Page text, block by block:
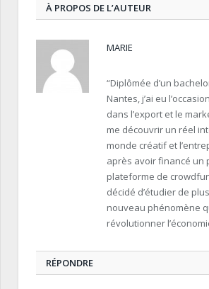
À PROPOS DE L’AUTEUR
MARIE
“Diplômée d’un
Nantes, j’ai eu
dans l’export et le
me découvrir un réel
monde créatif et
après avoir financé un
plateforme de
décidé d’étudier de
nouveau phénomène
révolutionner
RÉPONDRE